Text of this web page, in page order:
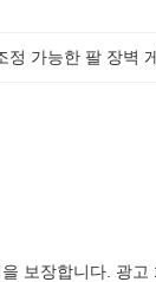
정 가능한 팔 장벽
보장합니다. 광